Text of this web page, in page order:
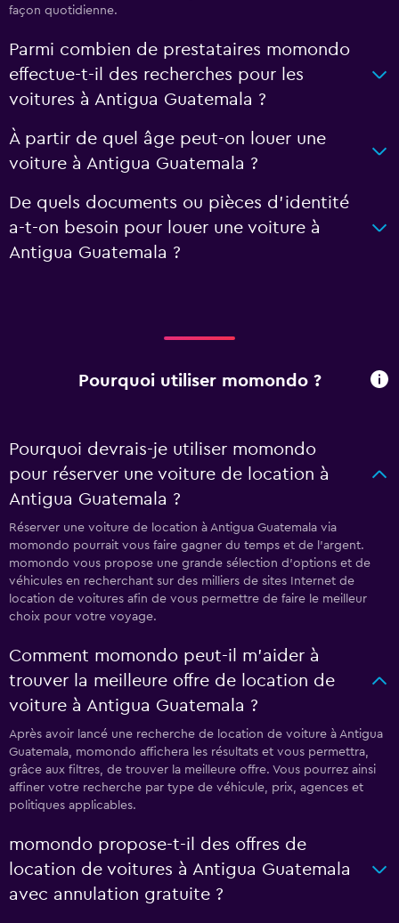
façon quotidienne.
Parmi combien de prestataires momondo
effectue-t-il des recherches pour les
voitures à Antigua Guatemala ?
À partir de quel âge peut-on louer une
voiture à Antigua Guatemala ?
De quels documents ou pièces d'identité
a-t-on besoin pour louer une voiture à
Antigua Guatemala ?
Pourquoi utiliser momondo ?
Pourquoi devrais-je utiliser momondo
pour réserver une voiture de location à
Antigua Guatemala ?
Réserver une voiture de location à Antigua Guatemala via
momondo pourrait vous faire gagner du temps et de l'argent.
momondo vous propose une grande sélection d'options et de
véhicules en recherchant sur des milliers de sites Internet de
location de voitures afin de vous permettre de faire le meilleur
choix pour votre voyage.
Comment momondo peut-il m’aider à
trouver la meilleure offre de location de
voiture à Antigua Guatemala ?
Après avoir lancé une recherche de location de voiture à Antigua
Guatemala, momondo affichera les résultats et vous permettra,
grâce aux filtres, de trouver la meilleure offre. Vous pourrez ainsi
affiner votre recherche par type de véhicule, prix, agences et
politiques applicables.
momondo propose-t-il des offres de
location de voitures à Antigua Guatemala
avec annulation gratuite ?